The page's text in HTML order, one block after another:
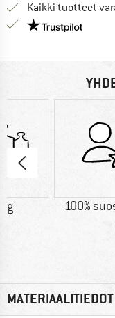
Kaikki tuotteet
Meillä
g 100%